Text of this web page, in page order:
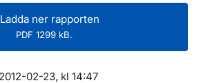
ner rapporten
PDF 1299 kB.
02-23, kl 14:47